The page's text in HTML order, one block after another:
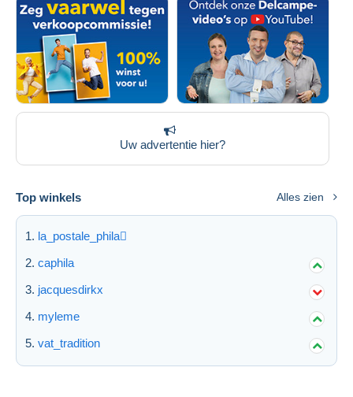
Uw advertentie hier?
Top winkels Alles zien
la_postale_phila
caphila
jacquesdirkx
myleme
vat_tradition